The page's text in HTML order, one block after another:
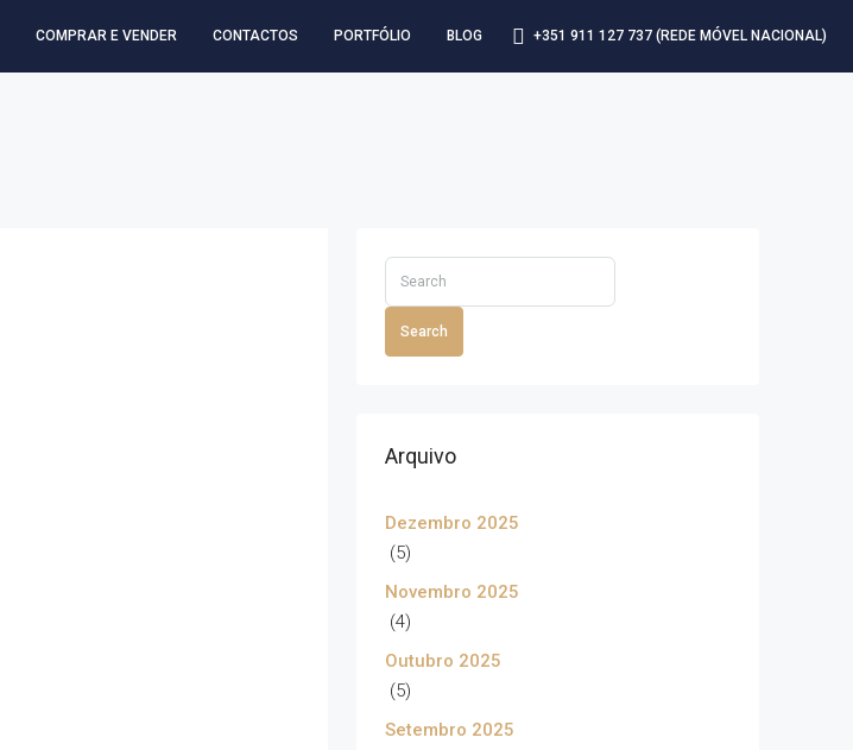
COMPRAR E VENDER CONTACTOS PORTFÓLIO BLOG +351 911 127 737 (REDE MÓVEL NACIONAL)
Search
Arquivo
Dezembro 2025
(5)
Novembro 2025
(4)
Outubro 2025
(5)
Setembro 2025